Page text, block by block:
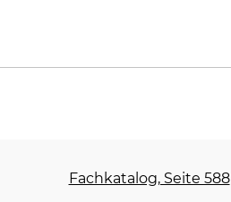
Fachkatalog, Seite 588